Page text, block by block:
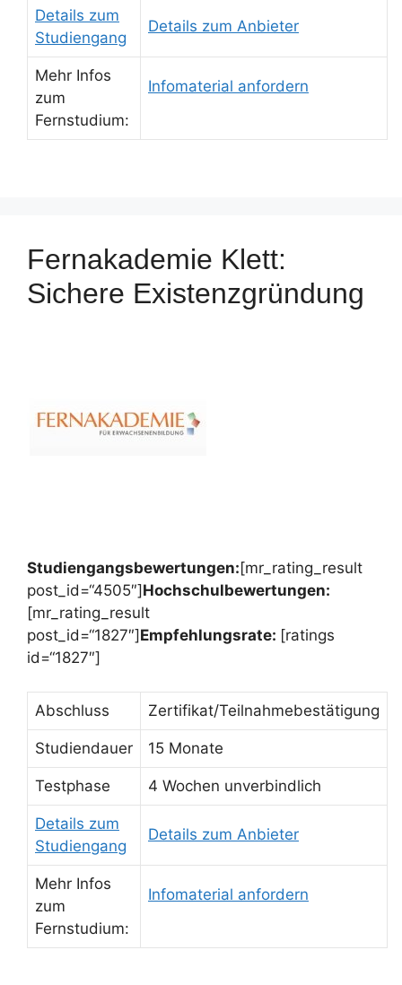
Details zum
Studiengang
Details zum Anbieter
Mehr Infos
zum
Fernstudium:
Infomaterial anfordern
Fernakademie Klett:
Sichere Existenzgründung
Studiengangsbewertungen:[mr_rating_result
post_id=“4505″]Hochschulbewertungen:
[mr_rating_result
post_id=“1827″]Empfehlungsrate: [ratings
id=“1827″]
Abschluss Zertifikat/Teilnahmebestätigung
Studiendauer 15 Monate
Testphase 4 Wochen unverbindlich
Details zum
Studiengang
Details zum Anbieter
Mehr Infos
zum
Fernstudium:
Infomaterial anfordern